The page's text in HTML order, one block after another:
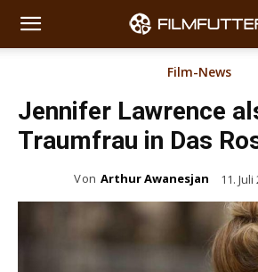
Film-News
Jennifer Lawrence
Traumfrau in Das
Von Arthur Awanesjan 11. Juli